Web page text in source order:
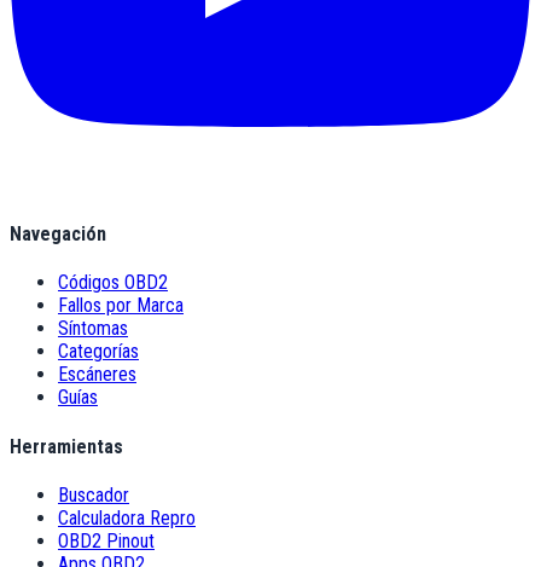
Navegación
Códigos OBD2
Fallos por Marca
Síntomas
Categorías
Escáneres
Guías
Herramientas
Buscador
Calculadora Repro
OBD2 Pinout